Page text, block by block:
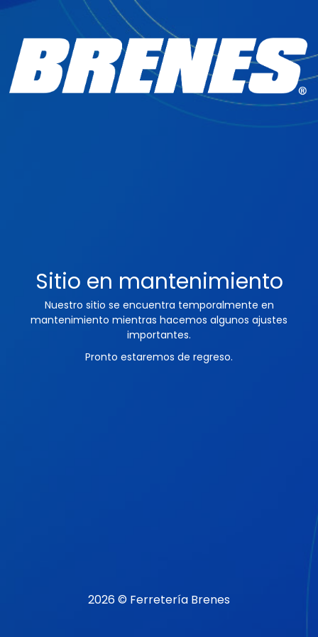
Sitio en mantenimiento
Nuestro sitio se encuentra temporalmente en
mantenimiento mientras hacemos algunos ajustes
importantes.
Pronto estaremos de regreso.
2026 © Ferretería Brenes